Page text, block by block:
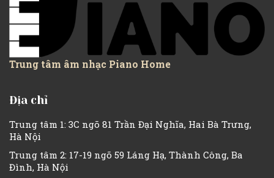
Trung tâm âm nhạc Piano Home
Địa chỉ
Trung tâm 1: 3C ngõ 81 Trần Đại Nghĩa, Hai Bà Trưng,
Hà Nội
Trung tâm 2: 17-19 ngõ 59 Láng Hạ, Thành Công, Ba
Đình, Hà Nội